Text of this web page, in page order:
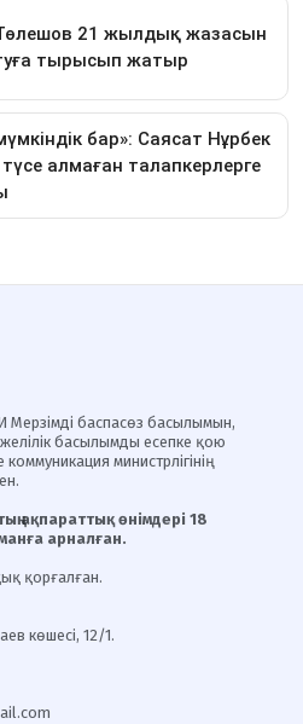
баспасөз басылымын,
желілік басылымды есепке қою
коммуникация министрлігінің
ақпараттық өнімдері 18
арналған.
қорғалған.
көшесі, 12/1.